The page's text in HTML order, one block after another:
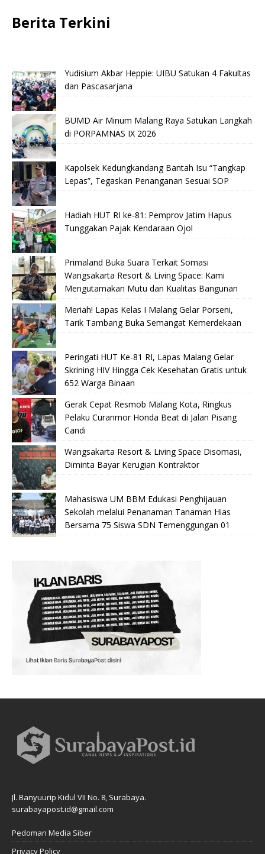
Berita Terkini
Yudisium Akbar Heppie: UIBU Satukan 4 Fakultas
dan Pascasarjana
BUMD Air Minum Malang Raya Satukan Langkah
di PORPAMNAS IX 2026
Kapolsek Kedungkandang Bantah Isu “Tangkap
Lepas”, Tegaskan Penanganan Sesuai SOP
Hadiah HUT RI ke-81: Pemprov Jatim Hapus
Tunggakan Pajak Kendaraan Ojol
Primaland Buka Suara Terkait Somasi
Wangsakarta Resort & Living Space: Kami
Mengutamakan Mutu dan Kualitas Bangunan
Meriah! Lapas Kelas I Malang Gelar Porseni,
Tarik Tambang Buka Semangat Kemerdekaan
Peringati HUT Ke-81 RI, Lapas Malang Gelar
Skrining HIV Hingga Cek Kesehatan Gratis untuk
652 Warga Binaan
Gerak Cepat Resmob Malang Kota, Ringkus
Pelaku Curanmor Honda Beat di Jalan Pisang
Candi
Wangsakarta Resort & Living Space Disomasi,
Diminta Bayar Kerugian Kontraktor
Mahasiswa UM BBM Edukasi Penghijauan
Sekolah melalui Penanaman Tanaman Hias
Bersama 75 Siswa SDN Temenggungan 01
Jl. Banyuurip Kidul VII No. 8, Surabaya.
surabayapost.id@gmail.com
Pedoman Media Siber
Privacy Policy